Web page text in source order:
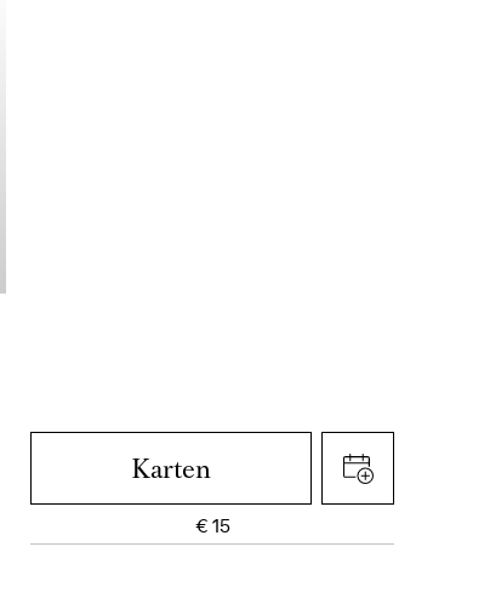
Karten
€ 15